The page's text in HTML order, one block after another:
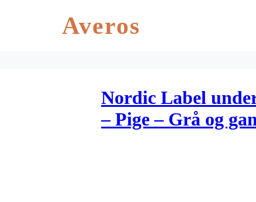
Averos
Nordic Label
– Pige – Grå og